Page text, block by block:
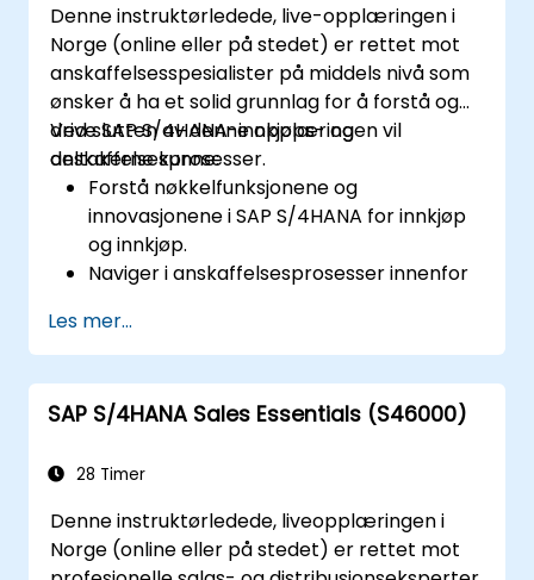
butikkgulvet.
Analyser produksjonsdata og generer
rapporter for beslutningstaking ved hjelp
av SAP S/4HANA-verktøy.
Denne instruktørledede, live-opplæringen i
Norge (online eller på stedet) er rettet mot
anskaffelsesspesialister på middels nivå som
ønsker å ha et solid grunnlag for å forstå og
drive SAP S/4HANA-innkjøps- og
anskaffelsesprosesser.
Ved slutten av denne opplæringen vil
deltakerne kunne:
Forstå nøkkelfunksjonene og
innovasjonene i SAP S/4HANA for innkjøp
og innkjøp.
Naviger i anskaffelsesprosesser innenfor
forbruksbaserte anskaffelser.
Administrer innkjøpsrelaterte stamdata,
inkludert material- og
leverandørstamposter.
innkjøpsrekvisisjoner, innkjøpsordrer og
Analyser innkjøpsdata ved å bruke SAP
Fiori-apper og innkjøpsrelaterte KPIer.
Les mer...
SAP S/4HANA Sales Essentials (S46000)
28 Timer
Denne instruktørledede, liveopplæringen i
Norge (online eller på stedet) er rettet mot